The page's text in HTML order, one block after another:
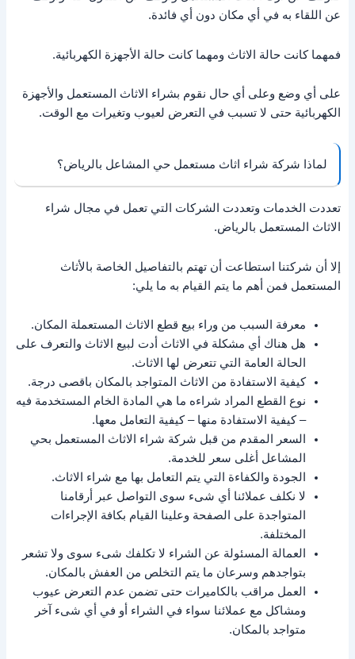
عن اللقاء به في أي مكان دون أي فائدة.
فمهما كانت حالة الاثاث ومهما كانت حالة الأجهزة الكهربائية.
على أي وضع وعلى أي حال نقوم بشراء الاثاث المستعمل والأجهزة
الكهربائية حتى لا تسبب في التعرض لعيوب وتغيرات مع الوقت.
لماذا شركة شراء اثاث مستعمل حي المشاعل بالرياض؟
تعددت الخدمات وتعددت الشركات التي تعمل في مجال شراء
الاثاث المستعمل بالرياض.
إلا أن شركتنا استطاعت أن تهتم بالتفاصيل الخاصة بالأثاث
المستعمل فمن أهم ما يتم القيام به ما يلي:
معرفة السبب من وراء بيع قطع الاثاث المستعملة المكان.
هل هناك أي مشكلة في الاثاث أدت لبيع الاثاث والتعرف على
الحالة العامة التي تتعرض لها الاثاث.
كيفية الاستفادة من الاثاث المتواجد بالمكان باقصى درجة.
نوع القطع المراد شراءه ما هي المادة الخام المستخدمة فيه
– كيفية الاستفادة منها – كيفية التعامل معها.
السعر المقدم من قبل شركة شراء الاثاث المستعمل بحي
المشاعل أغلى سعر للخدمة.
الجودة والكفاءة التي يتم التعامل بها مع شراء الاثاث.
لا نكلف عملائنا أي شىء سوى التواصل عبر أرقامنا
المتواجدة على الصفحة وعلينا القيام بكافة الإجراءات
المختلفة.
العمالة المسئولة عن الشراء لا تكلفك شىء سوى ولا تشعر
بتواجدهم وسرعان ما يتم التخلص من العفش بالمكان.
العمل مراقب بالكاميرات حتى تضمن عدم التعرض عيوب
ومشاكل مع عملائنا سواء في الشراء أو في أي شىء آخر
متواجد بالمكان.